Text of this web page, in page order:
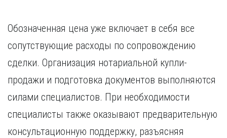
Обозначенная цена уже включает в себя все
сопутствующие расходы по сопровождению
сделки. Организация нотариальной купли-
продажи и подготовка документов выполняются
силами специалистов. При необходимости
специалисты также оказывают предварительную
консультационную поддержку, разъясняя